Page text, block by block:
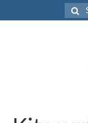
w: